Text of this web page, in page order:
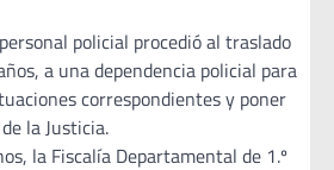
policial procedió al traslado
a una dependencia policial para
correspondientes y poner
la Justicia.
la Fiscalía Departamental de 1.º